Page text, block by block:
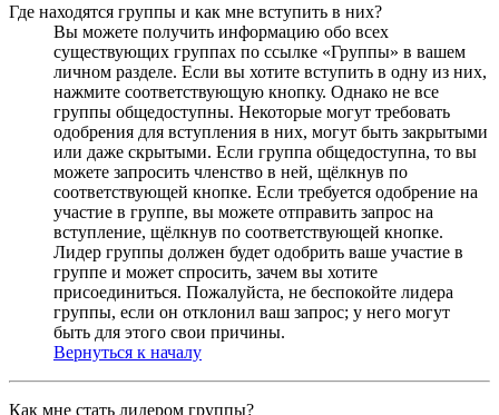
Где находятся группы и как мне вступить в них?
Вы можете получить информацию обо всех
существующих группах по ссылке «Группы» в вашем
личном разделе. Если вы хотите вступить в одну из них,
нажмите соответствующую кнопку. Однако не все
группы общедоступны. Некоторые могут требовать
одобрения для вступления в них, могут быть закрытыми
или даже скрытыми. Если группа общедоступна, то вы
можете запросить членство в ней, щёлкнув по
соответствующей кнопке. Если требуется одобрение на
участие в группе, вы можете отправить запрос на
вступление, щёлкнув по соответствующей кнопке.
Лидер группы должен будет одобрить ваше участие в
группе и может спросить, зачем вы хотите
присоединиться. Пожалуйста, не беспокойте лидера
группы, если он отклонил ваш запрос; у него могут
быть для этого свои причины.
Вернуться к началу
Как мне стать лидером группы?